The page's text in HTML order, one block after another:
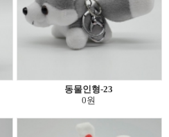
동물인형-23
0원